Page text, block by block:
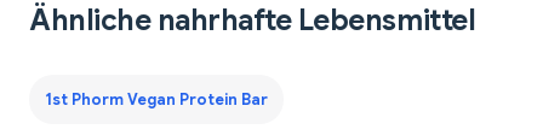
Ähnliche nahrhafte Lebensmittel
1st Phorm Vegan Protein Bar